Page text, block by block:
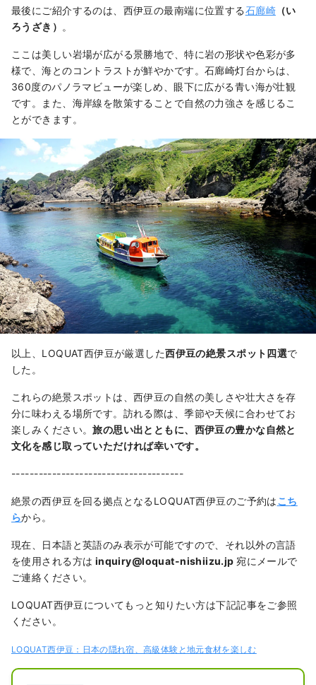
最後にご紹介するのは、西伊豆の最南端に位置する石廊崎（い
ろうざき） 。
ここは美しい岩場が広がる景勝地で、特に岩の形状や色彩が多
様で、海とのコントラストが鮮やかです。石廊崎灯台からは、
360度のパノラマビューが楽しめ、眼下に広がる青い海が壮観
です。また、海岸線を散策することで自然の力強さを感じるこ
とができます。
以上、LOQUAT西伊豆が厳選した西伊豆の絶景スポット四選で
した。
これらの絶景スポットは、西伊豆の自然の美しさや壮大さを存
分に味わえる場所です。訪れる際は、季節や天候に合わせてお
楽しみください。旅の思い出とともに、西伊豆の豊かな自然と
文化を感じ取っていただければ幸いです。
--------------------------------------
絶景の西伊豆を回る拠点となるLOQUAT西伊豆のご予約はこち
らから。
現在、日本語と英語のみ表示が可能ですので、それ以外の言語
を使用される方は inquiry@loquat-nishiizu.jp宛にメールで
ご連絡ください。
LOQUAT西伊豆についてもっと知りたい方は下記記事をご参照
ください。
LOQUAT西伊豆：日本の隠れ宿、高級体験と地元食材を楽しむ